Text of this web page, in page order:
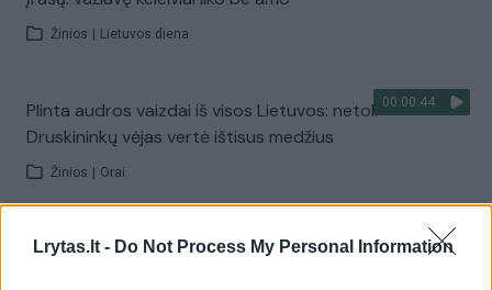
Lrytas.lt - Do Not Process My Personal Information
Žinios Lietuvos diena
00:00:44
Plinta audros vaizdai iš visos Lietuvos: netoli
Druskininkų vėjas vertė ištisus medžius
Žinios Orai
00:00:44
Pamatykite filmuotą medžiagą: ištrauktas į tvenkinį